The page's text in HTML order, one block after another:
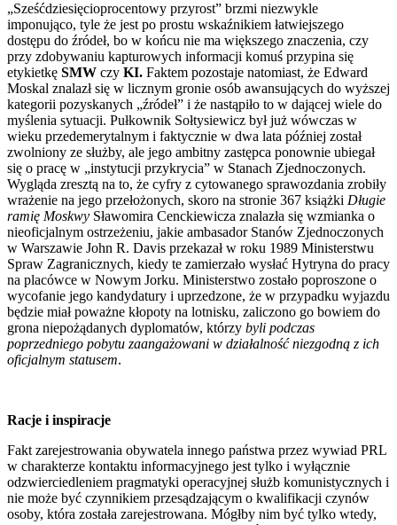
„Sześćdziesięcioprocentowy przyrost” brzmi niezwykle
imponująco, tyle że jest po prostu wskaźnikiem łatwiejszego
dostępu do źródeł, bo w końcu nie ma większego znaczenia, czy
przy zdobywaniu kapturowych informacji komuś przypina się
etykietkę SMW czy KI. Faktem pozostaje natomiast, że Edward
Moskal znalazł się w licznym gronie osób awansujących do wyższej
kategorii pozyskanych „źródeł” i że nastąpiło to w dającej wiele do
myślenia sytuacji. Pułkownik Sołtysiewicz był już wówczas w
wieku przedemerytalnym i faktycznie w dwa lata później został
zwolniony ze służby, ale jego ambitny zastępca ponownie ubiegał
się o pracę w „instytucji przykrycia” w Stanach Zjednoczonych.
Wygląda zresztą na to, że cyfry z cytowanego sprawozdania zrobiły
wrażenie na jego przełożonych, skoro na stronie 367 książki Długie
ramię Moskwy Sławomira Cenckiewicza znalazła się wzmianka o
nieoficjalnym ostrzeżeniu, jakie ambasador Stanów Zjednoczonych
w Warszawie John R. Davis przekazał w roku 1989 Ministerstwu
Spraw Zagranicznych, kiedy te zamierzało wysłać Hytryna do pracy
na placówce w Nowym Jorku. Ministerstwo zostało poproszone o
wycofanie jego kandydatury i uprzedzone, że w przypadku wyjazdu
będzie miał poważne kłopoty na lotnisku, zaliczono go bowiem do
grona niepożądanych dyplomatów, którzy byli podczas
poprzedniego pobytu zaangażowani w działalność niezgodną z ich
oficjalnym statusem.
Racje i inspiracje
Fakt zarejestrowania obywatela innego państwa przez wywiad PRL
w charakterze kontaktu informacyjnego jest tylko i wyłącznie
odzwierciedleniem pragmatyki operacyjnej służb komunistycznych i
nie może być czynnikiem przesądzającym o kwalifikacji czynów
osoby, która została zarejestrowana. Mógłby nim być tylko wtedy,